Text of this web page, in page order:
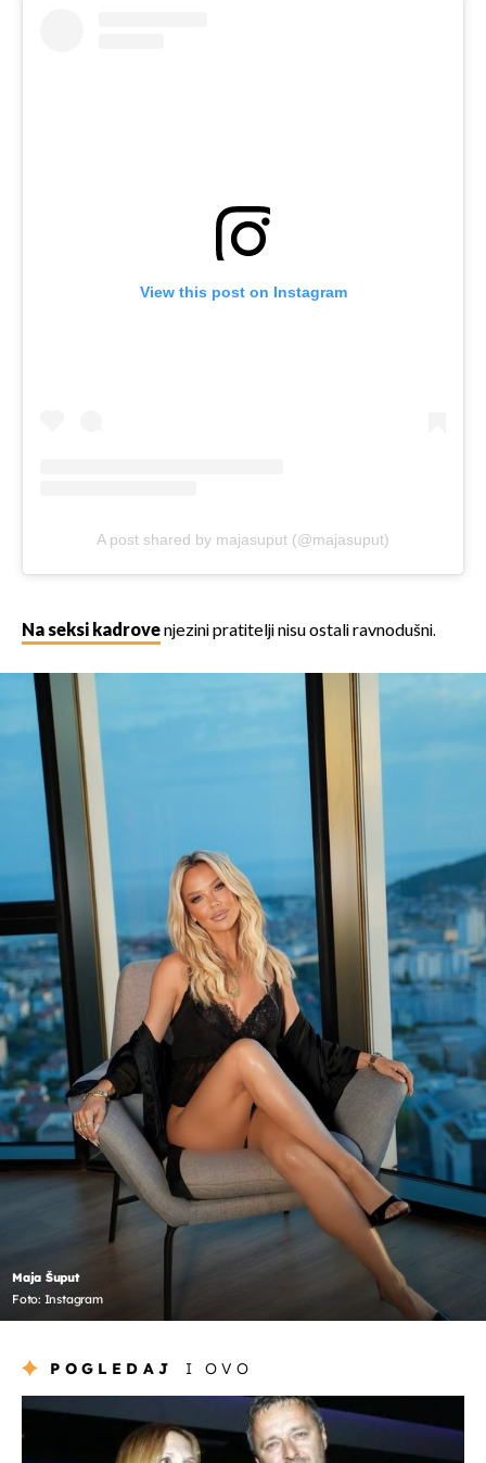
View this post on Instagram
A post shared by majasuput (@majasuput)
Na seksi kadrovenjezini pratitelji nisu ostali ravnodušni.
Maja Šuput
Foto: Instagram
POGLEDAJ I OVO